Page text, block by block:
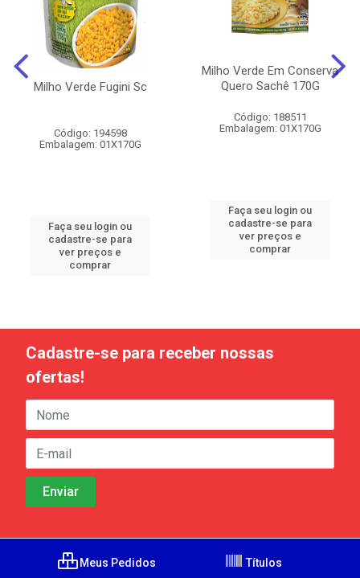
Milho Verde Fugini Sc
Código: 194598
Embalagem: 01X170G
Faça seu login ou
cadastre-se para
ver preços e
comprar
Milho Verde Em Conserva
Quero Sachê 170G
Código: 188511
Embalagem: 01X170G
Faça seu login ou
cadastre-se para
ver preços e
comprar
Cadastre-se para receber nossas
ofertas!
Meus Pedidos Títulos